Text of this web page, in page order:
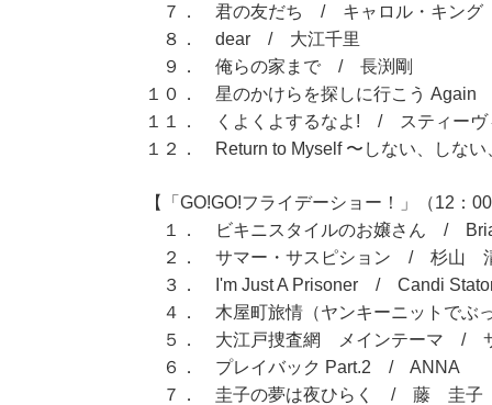
７． 君の友だち / キャロル・キング
８． dear / 大江千里
９． 俺らの家まで / 長渕剛
１０． 星のかけらを探しに行こう
１１． くよくよするなよ! / スティーヴ
１２． Return to Myself 〜しない、しな
【「GO!GO!フライデーショー！」（12：
１． ビキニスタイルのお嬢さん /
２． サマー・サスピション / 杉山 清
３． I'm Just A Prisoner / Candi
４． 木屋町旅情（ヤンキーニットでぶ
５． 大江戸捜査網 メインテーマ / サ
６． プレイバック Part.2 / ANNA
７． 圭子の夢は夜ひらく / 藤 圭子